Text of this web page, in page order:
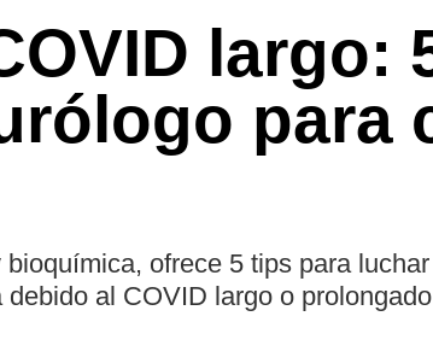
largo:
para
ofrece 5 tips para
al COVID largo o prolongado